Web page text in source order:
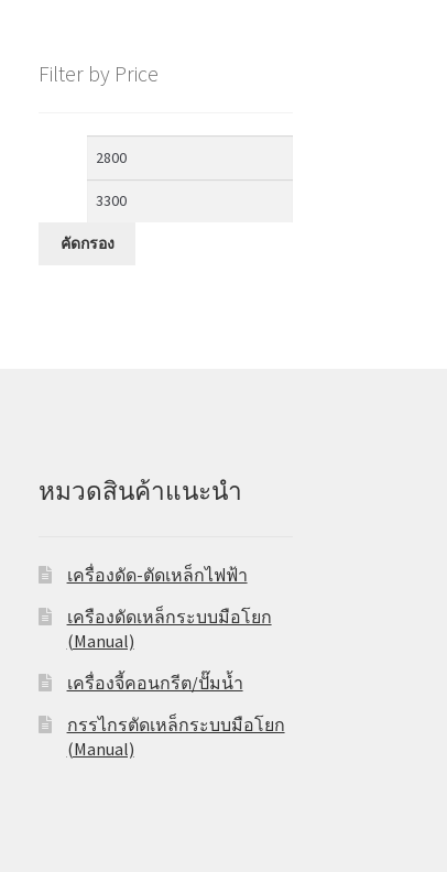
Filter by Price
ราคา
คัดกรอง
หมวดสินค้าแนะนำ
เครื่องดัด-ตัดเหล็กไฟฟ้า
เครืองดัดเหล็กระบบมือโยก
(Manual)
เครื่องจี้คอนกรีต/ปั๊มน้ำ
กรรไกรตัดเหล็กระบบมือโยก
(Manual)